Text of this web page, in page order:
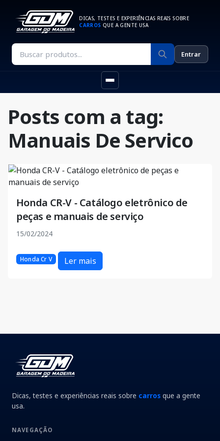
DICAS, TESTES E EXPERIÊNCIAS REAIS SOBRE
CARROS QUE A GENTE USA
Entrar
Posts com a tag:
Manuais De Servico
Honda CR-V - Catálogo eletrônico de
peças e manuais de serviço
15/02/2024
Honda Cr V Ler mais
Dicas, testes e experiências reais sobre carros que a gente
usa.
NAVEGAÇÃO